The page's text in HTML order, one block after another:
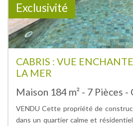
Exclusivité
CABRIS : VUE
LA MER
Maison 184 m² - 7 Pièces -
VENDU Cette propriété de
dans un quartier calme et